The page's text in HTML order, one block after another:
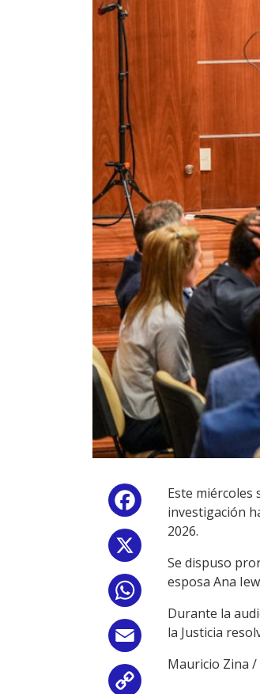
Facebook
WhatsApp
Email
Este miércoles
investigación
2026.
Se dispuso
esposa Ana
Durante la
la Justicia
Mauricio Zina